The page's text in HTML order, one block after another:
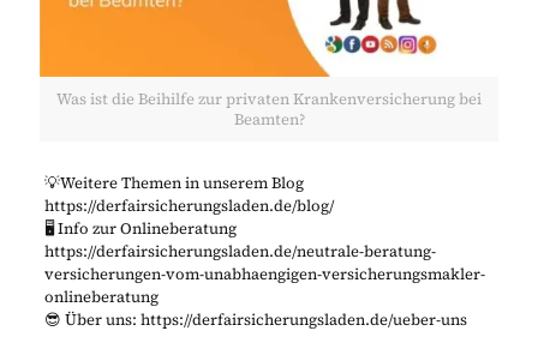
Was ist die Beihilfe zur privaten Krankenversicherung bei
Beamten?
💡Weitere Themen in unserem Blog
https://derfairsicherungsladen.de/blog/
🖥️ Info zur Onlineberatung
https://derfairsicherungsladen.de/neutrale-beratung-
versicherungen-vom-unabhaengigen-versicherungsmakler-
onlineberatung
😎 Über uns: https://derfairsicherungsladen.de/ueber-uns